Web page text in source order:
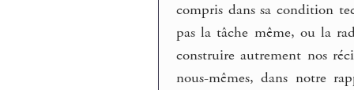
compris dans sa condition
pas la tâche même, ou la
construire autrement nos
nous-mêmes, dans notre